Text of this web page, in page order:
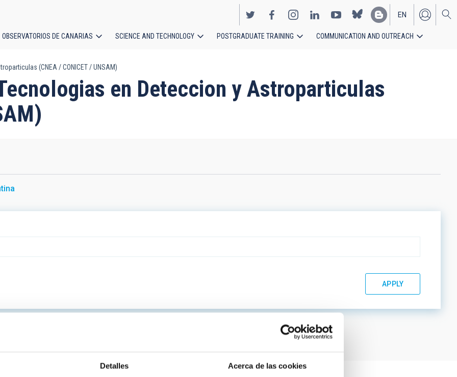
Detalles Acerca de las cookies
EN
ES
OBSERVATORIOS DE CANARIAS SCIENCE AND TECHNOLOGY POSTGRADUATE TRAINING COMMUNICATION AND OUTREACH
(CNEA / CONICET / UNSAM)
en Deteccion y Astroparticulas